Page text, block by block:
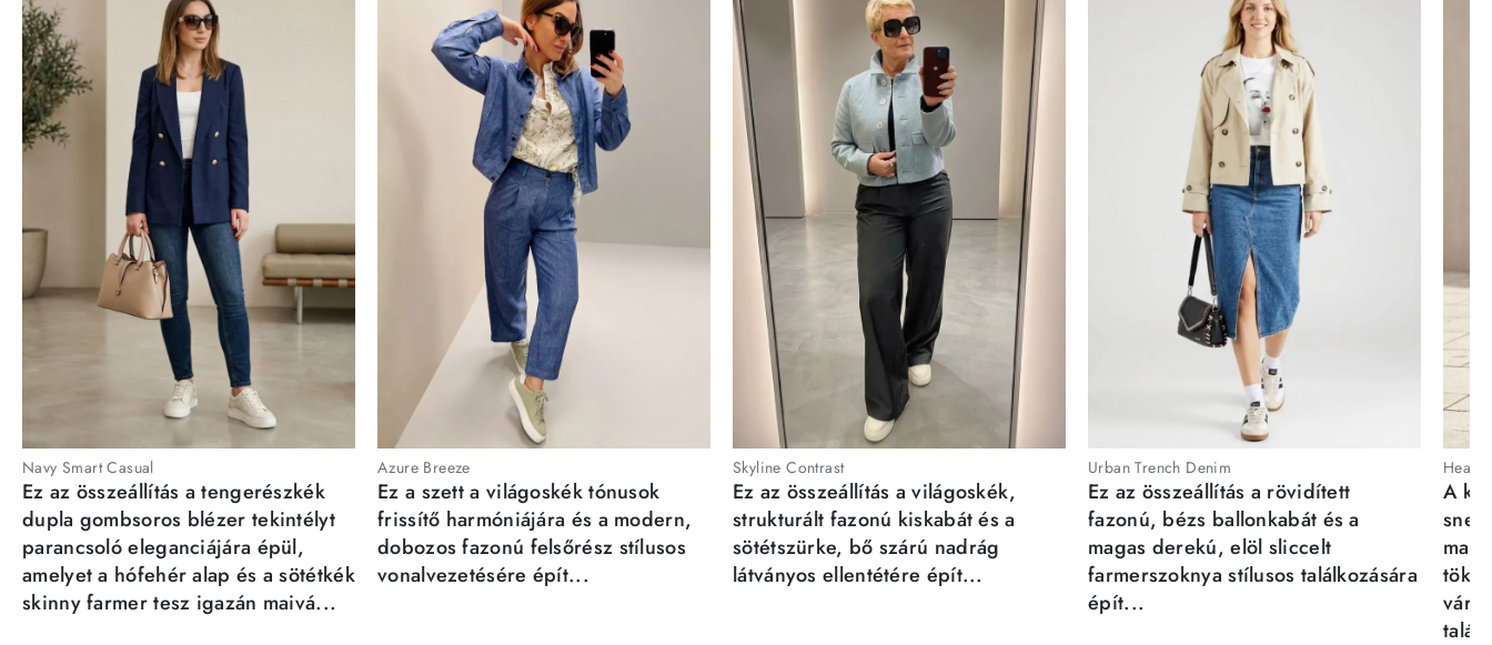
Navy Smart Casual
Ez az összeállítás a tengerészkék
dupla gombsoros blézer tekintélyt
parancsoló eleganciájára épül,
amelyet a hófehér alap és a sötétkék
skinny farmer tesz igazán maivá...
Azure Breeze
Ez a szett a világoskék tónusok
frissítő harmóniájára és a modern,
dobozos fazonú felsőrész stílusos
vonalvezetésére épít...
Skyline Contrast
Ez az összeállítás a világoskék,
strukturált fazonú kiskabát és a
sötétszürke, bő szárú nadrág
látványos ellentétére épít...
Urban Trench Denim
Ez az összeállítás a rövidített
fazonú, bézs ballonkabát és a
magas derekú, elöl sliccelt
farmerszoknya stílusos találkozására
épít...
A